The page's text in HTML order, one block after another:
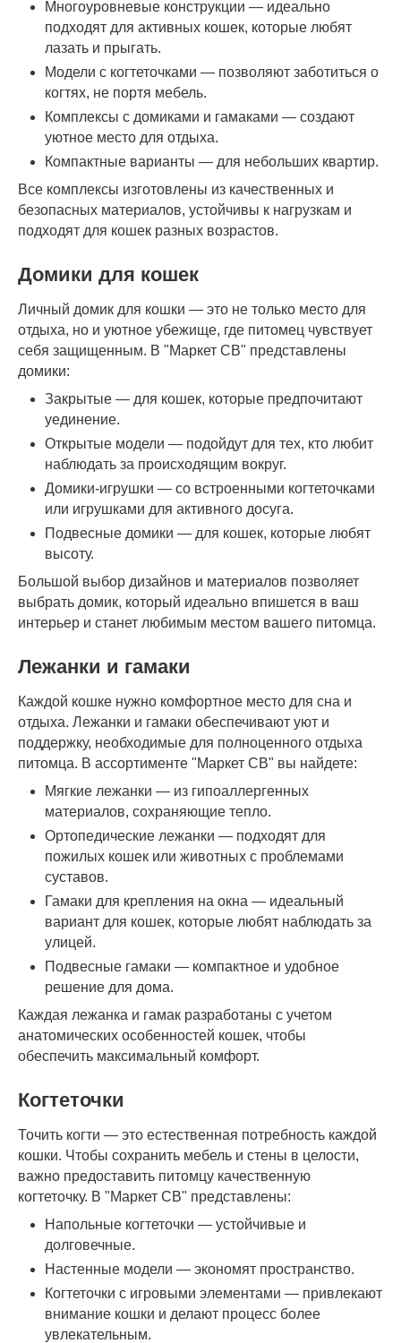
Многоуровневые конструкции — идеально
подходят для активных кошек, которые любят
лазать и прыгать.
Модели с когтеточками — позволяют заботиться о
когтях, не портя мебель.
Комплексы с домиками и гамаками — создают
уютное место для отдыха.
Компактные варианты — для небольших квартир.
Все комплексы изготовлены из качественных и
безопасных материалов, устойчивы к нагрузкам и
подходят для кошек разных возрастов.
Домики для кошек
Личный домик для кошки — это не только место для
отдыха, но и уютное убежище, где питомец чувствует
себя защищенным. В "Маркет СВ" представлены
домики:
Закрытые — для кошек, которые предпочитают
уединение.
Открытые модели — подойдут для тех, кто любит
наблюдать за происходящим вокруг.
Домики-игрушки — со встроенными когтеточками
или игрушками для активного досуга.
Подвесные домики — для кошек, которые любят
высоту.
Большой выбор дизайнов и материалов позволяет
выбрать домик, который идеально впишется в ваш
интерьер и станет любимым местом вашего питомца.
Лежанки и гамаки
Каждой кошке нужно комфортное место для сна и
отдыха. Лежанки и гамаки обеспечивают уют и
поддержку, необходимые для полноценного отдыха
питомца. В ассортименте "Маркет СВ" вы найдете:
Мягкие лежанки — из гипоаллергенных
материалов, сохраняющие тепло.
Ортопедические лежанки — подходят для
пожилых кошек или животных с проблемами
суставов.
Гамаки для крепления на окна — идеальный
вариант для кошек, которые любят наблюдать за
улицей.
Подвесные гамаки — компактное и удобное
решение для дома.
Каждая лежанка и гамак разработаны с учетом
анатомических особенностей кошек, чтобы
обеспечить максимальный комфорт.
Когтеточки
Точить когти — это естественная потребность каждой
кошки. Чтобы сохранить мебель и стены в целости,
важно предоставить питомцу качественную
когтеточку. В "Маркет СВ" представлены:
Напольные когтеточки — устойчивые и
долговечные.
Настенные модели — экономят пространство.
Когтеточки с игровыми элементами — привлекают
внимание кошки и делают процесс более
увлекательным.